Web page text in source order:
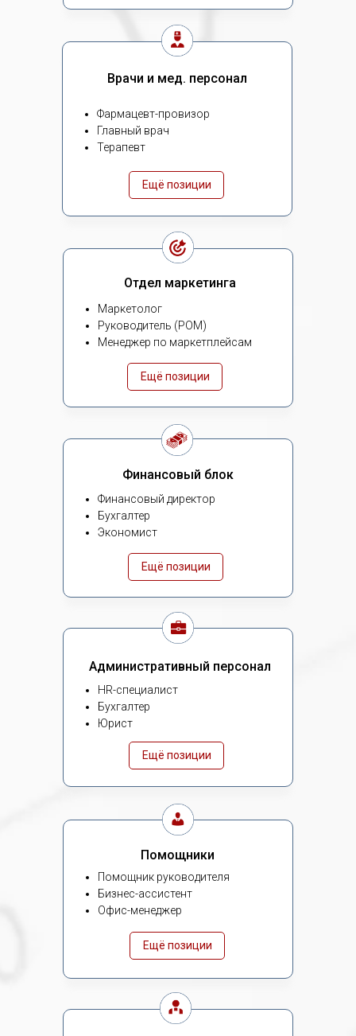
Врачи и мед. персонал
Фармацевт-провизор
Главный врач
Терапевт
Ещё позиции
Отдел маркетинга
Маркетолог
Руководитель (РОМ)
Менеджер по маркетплейсам
Ещё позиции
Финансовый блок
Финансовый директор
Бухгалтер
Экономист
Ещё позиции
Административный персонал
HR-специалист
Бухгалтер
Юрист
Ещё позиции
Помощники
Помощник руководителя
Бизнес-ассистент
Офис-менеджер
Ещё позиции